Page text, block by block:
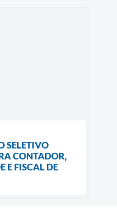
SELETIVO
CONTADOR,
E FISCAL DE